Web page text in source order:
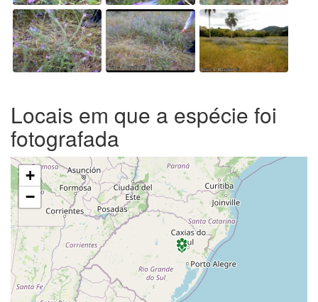
Locais em que a espécie foi
fotografada
+
−